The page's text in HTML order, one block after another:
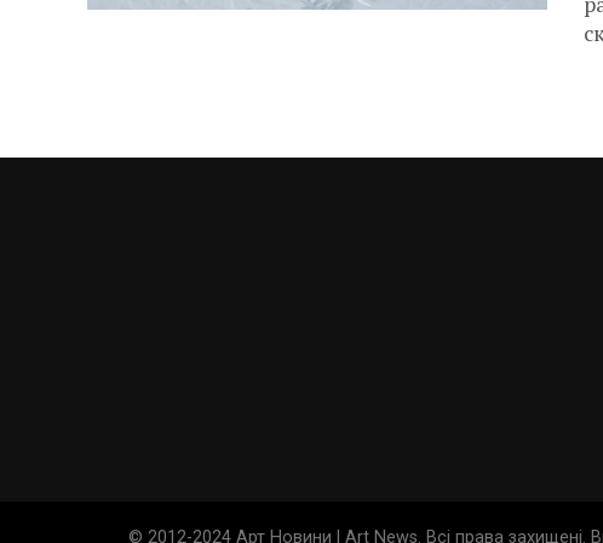
© 2012-2024 Арт Новини | Art News. Всі права захищені.